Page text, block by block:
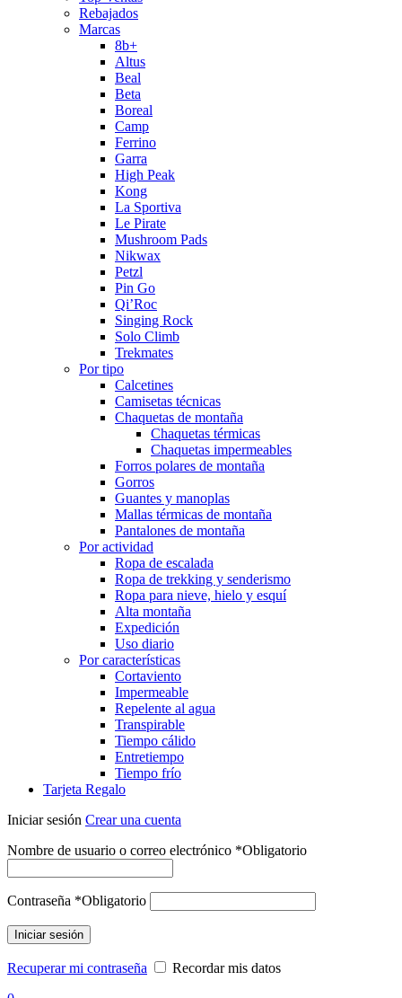
Rebajados
Marcas
8b+
Altus
Beal
Beta
Boreal
Camp
Ferrino
Garra
High Peak
Kong
La Sportiva
Le Pirate
Mushroom Pads
Nikwax
Petzl
Pin Go
Qi’Roc
Singing Rock
Solo Climb
Trekmates
Por tipo
Calcetines
Camisetas técnicas
Chaquetas de montaña
Chaquetas térmicas
Chaquetas impermeables
Forros polares de montaña
Gorros
Guantes y manoplas
Mallas térmicas de montaña
Pantalones de montaña
Por actividad
Ropa de escalada
Ropa de trekking y senderismo
Ropa para nieve, hielo y esquí
Alta montaña
Expedición
Uso diario
Por características
Cortaviento
Impermeable
Repelente al agua
Transpirable
Tiempo cálido
Entretiempo
Tiempo frío
Tarjeta Regalo
Iniciar sesión Crear una cuenta
Nombre de usuario o correo electrónico *Obligatorio
Contraseña *Obligatorio
Iniciar sesión
Recuperar mi contraseña
Recordar mis datos